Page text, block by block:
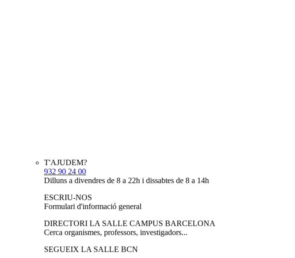
T'AJUDEM?
932 90 24 00
Dilluns a divendres de 8 a 22h i dissabtes de 8 a 14h
ESCRIU-NOS
Formulari d'informació general
DIRECTORI LA SALLE CAMPUS BARCELONA
Cerca organismes, professors, investigadors...
SEGUEIX LA SALLE BCN